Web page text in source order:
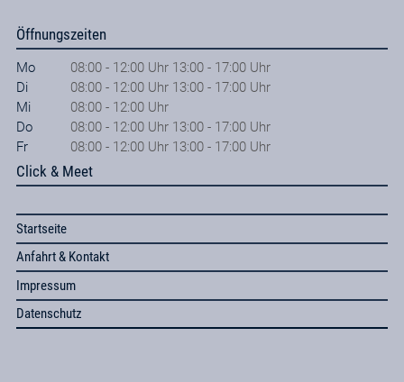
Öffnungszeiten
Mo
08:00 - 12:00 Uhr 13:00 - 17:00 Uhr
Di
08:00 - 12:00 Uhr 13:00 - 17:00 Uhr
Mi
08:00 - 12:00 Uhr
Do
08:00 - 12:00 Uhr 13:00 - 17:00 Uhr
Fr
08:00 - 12:00 Uhr 13:00 - 17:00 Uhr
Click & Meet
Startseite
Anfahrt & Kontakt
Impressum
Datenschutz